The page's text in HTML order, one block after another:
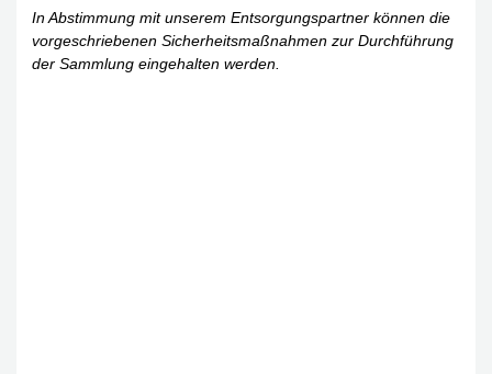
In Abstimmung mit unserem Entsorgungspartner können die
vorgeschriebenen Sicherheitsmaßnahmen zur Durchführung
der Sammlung eingehalten werden.